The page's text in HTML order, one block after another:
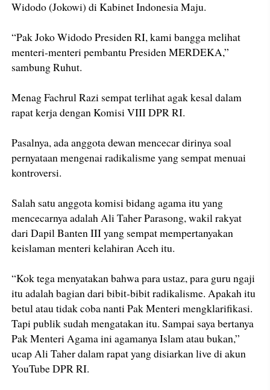
Widodo (Jokowi) di Kabinet Indonesia Maju.
“Pak Joko Widodo Presiden RI, kami bangga melihat
menteri-menteri pembantu Presiden MERDEKA,”
sambung Ruhut.
Menag Fachrul Razi sempat terlihat agak kesal dalam
rapat kerja dengan Komisi VIII DPR RI.
Pasalnya, ada anggota dewan mencecar dirinya soal
pernyataan mengenai radikalisme yang sempat menuai
kontroversi.
Salah satu anggota komisi bidang agama itu yang
mencecarnya adalah Ali Taher Parasong, wakil rakyat
dari Dapil Banten III yang sempat mempertanyakan
keislaman menteri kelahiran Aceh itu.
“Kok tega menyatakan bahwa para ustaz, para guru ngaji
itu adalah bagian dari bibit-bibit radikalisme. Apakah itu
betul atau tidak coba nanti Pak Menteri mengklarifikasi.
Tapi publik sudah mengatakan itu. Sampai saya bertanya
Pak Menteri Agama ini agamanya Islam atau bukan,”
ucap Ali Taher dalam rapat yang disiarkan live di akun
YouTube DPR RI.